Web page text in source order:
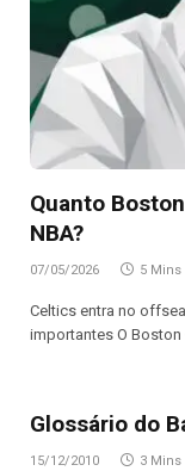
Quanto
NBA?
07/05/2026 5 Mins
Celtics entra no
importantes O
Glossário do
15/12/2010 3 Mins